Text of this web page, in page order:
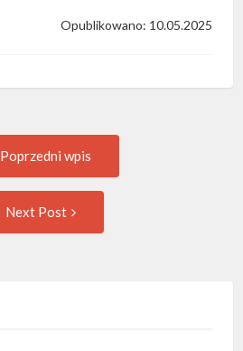
Opublikowano: 10.05.2025
Poprzedni wpis
Next Post